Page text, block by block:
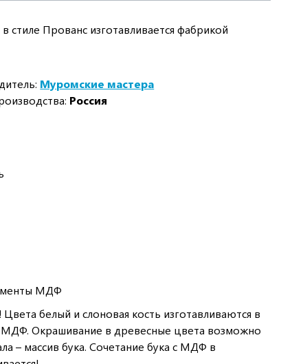
стиле Прованс изготавливается фабрикой
Муромские мастера
Россия
МДФ
белый и слоновая кость изготавливаются в
МДФ. Окрашивание в древесные цвета возможно
– массив бука. Сочетание бука с МДФ в